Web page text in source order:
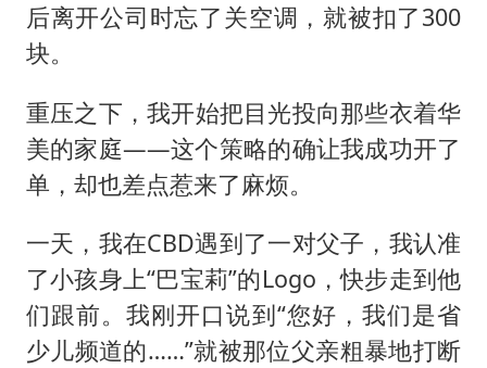
后离开公司时忘了关空调，就被扣了300
块。
重压之下，我开始把目光投向那些衣着华
美的家庭——这个策略的确让我成功开了
单，却也差点惹来了麻烦。
一天，我在CBD遇到了一对父子，我认准
了小孩身上“巴宝莉”的Logo，快步走到他
们跟前。我刚开口说到“您好，我们是省
少儿频道的……”就被那位父亲粗暴地打断